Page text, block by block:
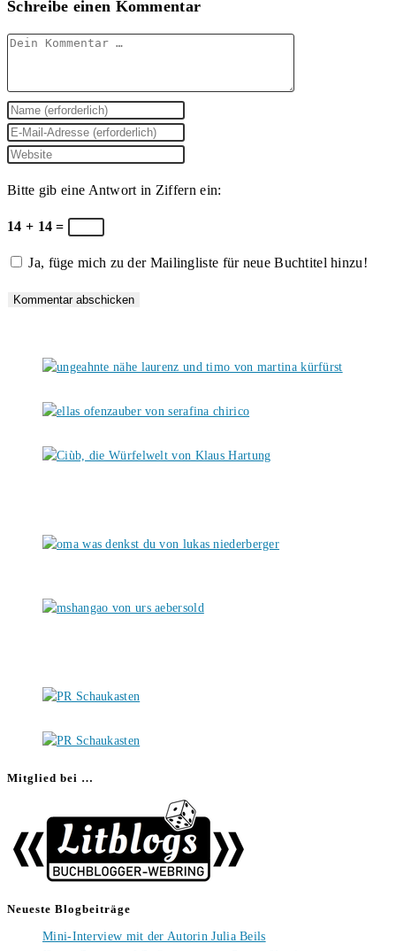
Schreibe einen Kommentar
Kommentar
Gib
deinen
Namen
Benutzernamen
zum
Kommentieren
ein
Gib
deine
Mail-
Adresse
Kommentieren
Gib
Website-
URL
(optional)
Bitte gib eine Antwort in Ziffern ein:
14 + 14 =
Ja, füge mich zu der Mailingliste für neue Buchtitel hinzu!
Mitglied bei …
Neueste Blogbeiträge
Mini-Interview mit der Autorin Julia Beils